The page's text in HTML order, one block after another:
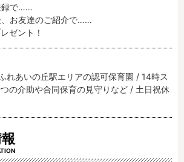
録で……
、お友達のご紹介で……
ゼント！
あいの丘駅エリアの認可保育園 / 14時ス
の介助や合同保育の見守りなど / 土日祝休